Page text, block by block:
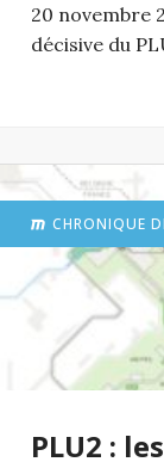
20 novembre
décisive du
CHRONIQUE
PLU2 :